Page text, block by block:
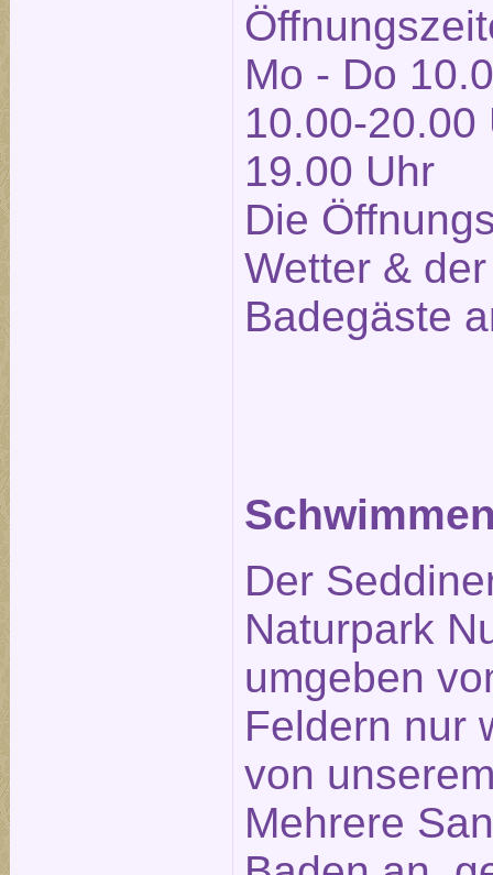
Mo - Do
10.00-20.00
19.00 Uhr
Die
Wetter &
Badegäste
Der
Naturpark
umgeben
Feldern nur
von
Mehrere